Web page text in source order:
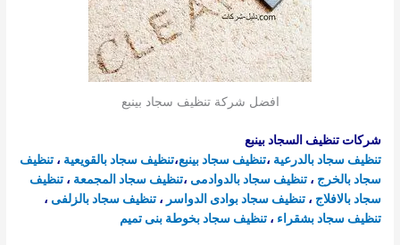
افضل شركة تنظيف سجاد بينبع
شركات تنظيف السجاد بينبع
تنظيف سجاد بالدرعية ،تنظيف سجاد بينبع،تنظيف سجادبالقويعية ،تنظيف
سجادبالخرج ،تنظيف سجاد بالدوادمى ،تنظيف سجاد المجمعة ،تنظيف
سجاد بالافلاج ،تنظيف سجاد بوادى الدواسر ،تنظيف سجاد بالزلفى ،
تنظيف سجاد بشقراء ، تنظيف سجاد بخوطة بنى تميم